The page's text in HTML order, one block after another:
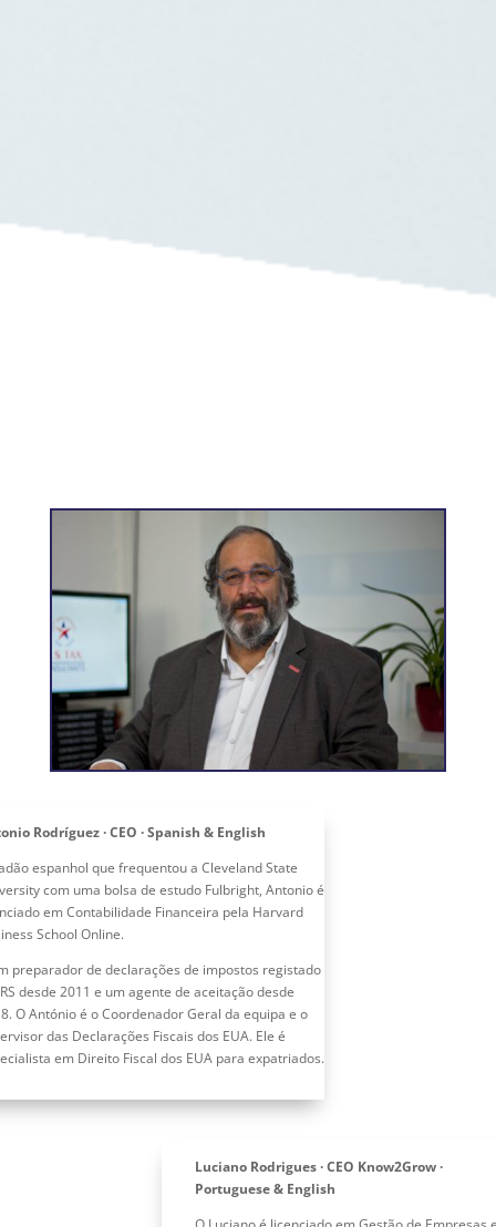
Rodríguez · CEO · Spanish & English
espanhol que frequentou a Cleveland State
com uma bolsa de estudo Fulbright, Antonio é
em Contabilidade Financeira pela Harvard
School Online.
preparador de declarações de impostos registado
desde 2011 e um agente de aceitação desde
O António é o Coordenador Geral da equipa e o
das Declarações Fiscais dos EUA. Ele é
em Direito Fiscal dos EUA para expatriados.
Luciano Rodrigues · CEO Know2Grow ·
Portuguese & English